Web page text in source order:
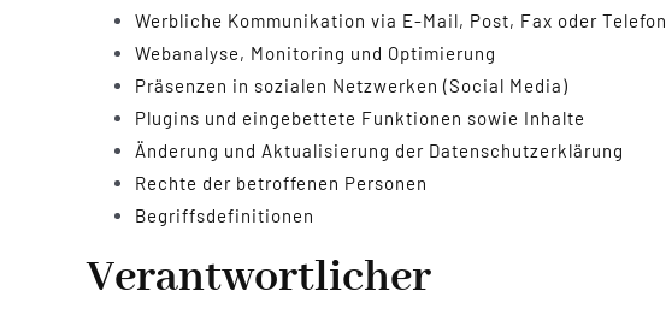
Werbliche Kommunikation via E-Mail, Post, Fax oder Telefon
Webanalyse, Monitoring und Optimierung
Präsenzen in sozialen Netzwerken (Social Media)
Plugins und eingebettete Funktionen sowie Inhalte
Änderung und Aktualisierung der Datenschutzerklärung
Rechte der betroffenen Personen
Begriffsdefinitionen
Verantwortlicher